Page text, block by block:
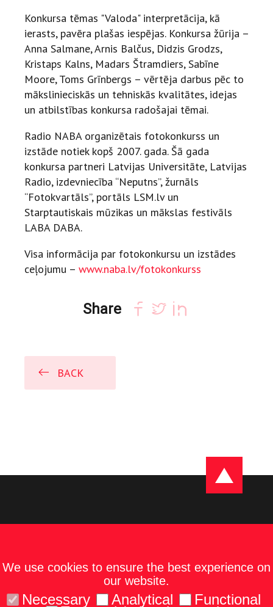
Konkursa tēmas "Valoda" interpretācija, kā
ierasts, pavēra plašas iespējas. Konkursa žūrija –
Anna Salmane, Arnis Balčus, Didzis Grodzs,
Kristaps Kalns, Madars Štramdiers, Sabīne
Moore, Toms Grīnbergs – vērtēja darbus pēc to
mākslinieciskās un tehniskās kvalitātes, idejas
un atbilstības konkursa radošajai tēmai.
Radio NABA organizētais fotokonkurss un
izstāde notiek kopš 2007. gada. Šā gada
konkursa partneri Latvijas Universitāte, Latvijas
Radio, izdevniecība “Neputns”, žurnāls
“Fotokvartāls”, portāls LSM.lv un
Starptautiskais mūzikas un mākslas festivāls
LABA DABA.
Visa informācija par fotokonkursu un izstādes
ceļojumu – www.naba.lv/fotokonkurss
Share
BACK
We use cookies to ensure the best experience on
our website.
Necessary Analytical Functional